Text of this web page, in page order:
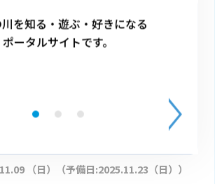
（日）（予備日:2025.11.23（日））
を知る・遊ぶ・好きになる
ポータルサイトです。